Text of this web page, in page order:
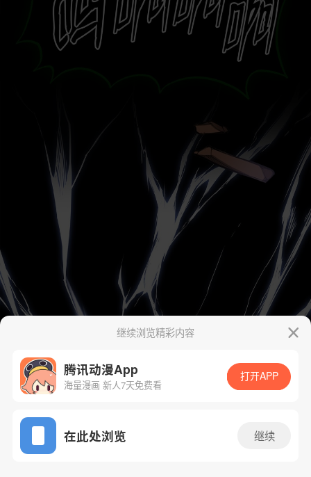
App免费看
继续浏览精彩内容
腾讯动漫App
海量漫画 新人7天免费看
打开APP
在此处浏览 继续